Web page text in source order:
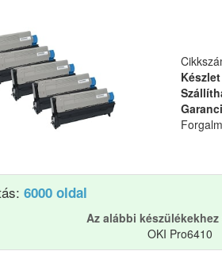
6000 oldal
Az alábbi
OKI Pro6410